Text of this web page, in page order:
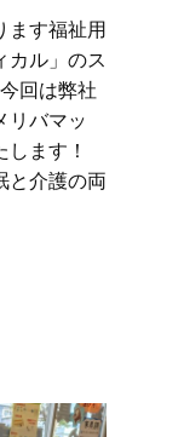
ます福祉用
カル」のス
回は弊社
リバマッ
ます！
と介護の両